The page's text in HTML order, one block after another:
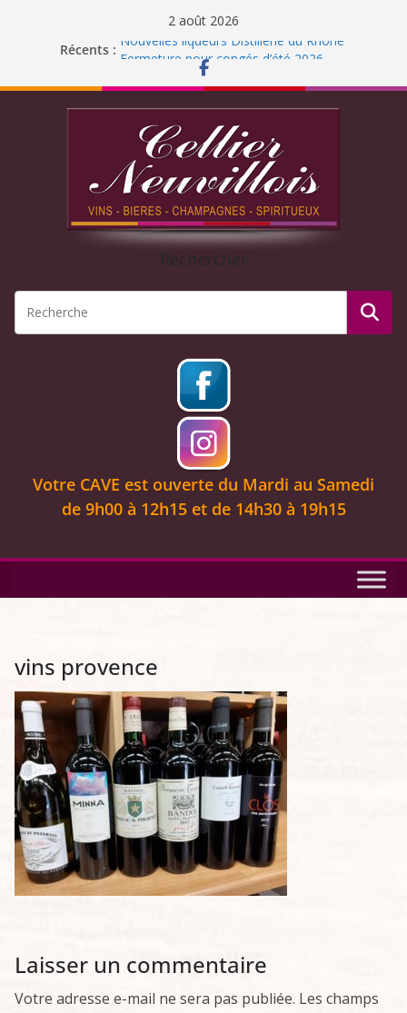
2 août 2026
Récents : Nouvelles liqueurs Distillerie du Rhône
Fermeture pour congés d’été 2026
Liqueur Jacoulot : nouveau parfum!
Rechercher
Votre CAVE est ouverte du Mardi au Samedi
de 9h00 à 12h15 et de 14h30 à 19h15
vins provence
Laisser un commentaire
Votre adresse e-mail ne sera pas publiée. Les champs